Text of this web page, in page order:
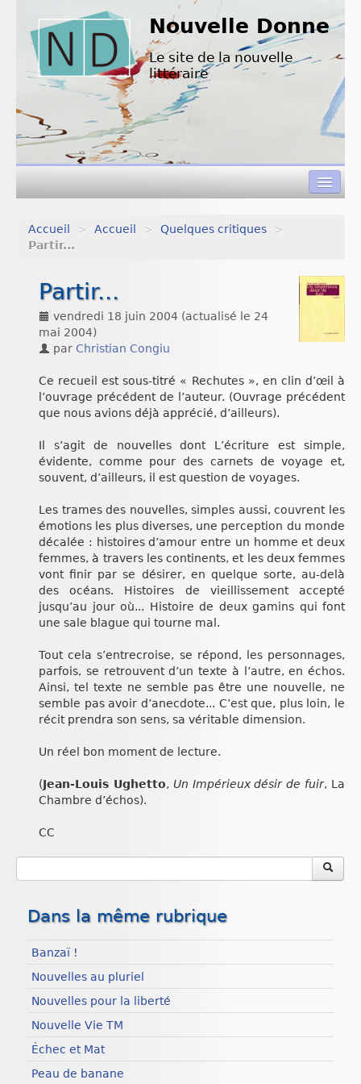
Nouvelle Donne
Le site de la nouvelle
littéraire
Concours de nouvelles
L’équipe de ND
Accueil > Accueil > Quelques critiques
>
Partir...
Partir...
vendredi 18 juin 2004 (actualisé le 24
mai 2004)
par Christian Congiu
Ce recueil est sous-titré « Rechutes », en clin d’œil à
l’ouvrage précédent de l’auteur. (Ouvrage précédent
que nous avions déjà apprécié, d’ailleurs).
Il s’agit de nouvelles dont L’écriture est simple,
évidente, comme pour des carnets de voyage et,
souvent, d’ailleurs, il est question de voyages.
Les trames des nouvelles, simples aussi, couvrent les
émotions les plus diverses, une perception du monde
décalée : histoires d’amour entre un homme et deux
femmes, à travers les continents, et les deux femmes
vont finir par se désirer, en quelque sorte, au-delà
des océans. Histoires de vieillissement accepté
jusqu’au jour où... Histoire de deux gamins qui font
une sale blague qui tourne mal.
Tout cela s’entrecroise, se répond, les personnages,
parfois, se retrouvent d’un texte à l’autre, en échos.
Ainsi, tel texte ne semble pas être une nouvelle, ne
semble pas avoir d’anecdote... C’est que, plus loin, le
récit prendra son sens, sa véritable dimension.
Un réel bon moment de lecture.
(Jean-Louis Ughetto, Un Impérieux désir de fuir, La
Chambre d’échos).
CC
Dans la même rubrique
Banzaï !
Nouvelles au pluriel
Nouvelles pour la liberté
Nouvelle Vie TM
Échec et Mat
Peau de banane